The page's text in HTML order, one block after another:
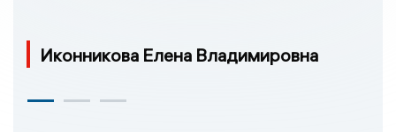
Иконникова Елена Владимировна